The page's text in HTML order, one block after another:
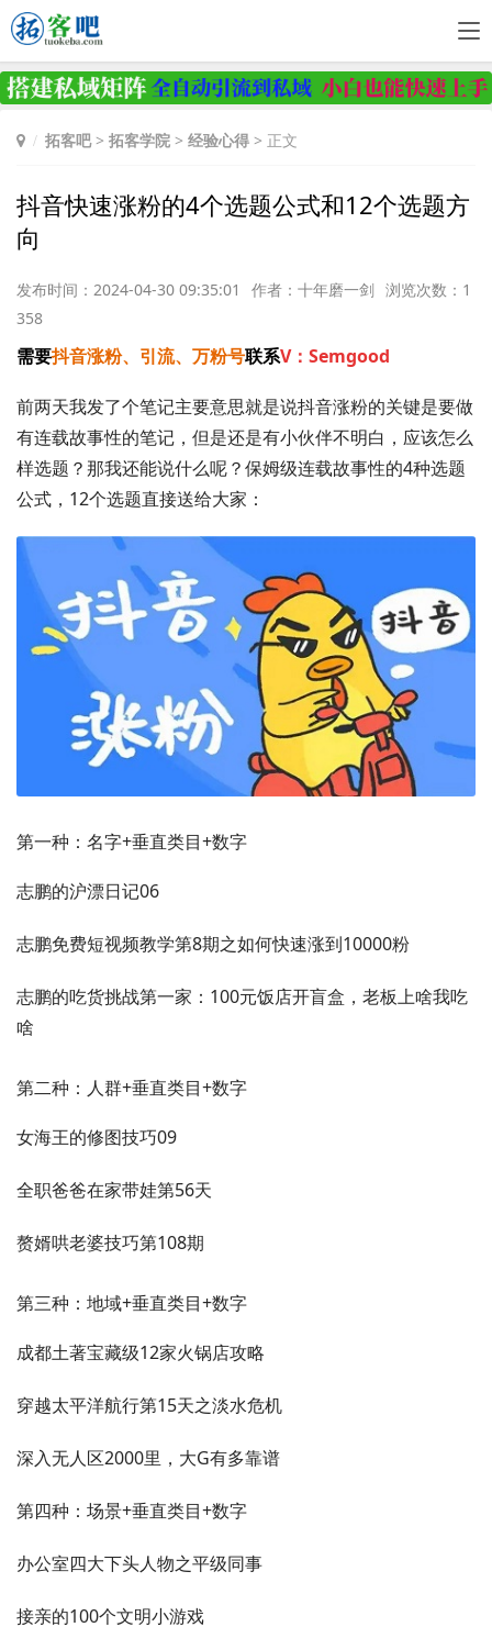
拓客吧> 拓客学院 > 经验心得 > 正文
抖音快速涨粉的4个选题公式和12个选题方
向
发布时间：2024-04-30 09:35:01 作者：十年磨一剑 浏览次数：1
358
需要抖音涨粉、引流、万粉号联系V：Semgood
前两天我发了个笔记主要意思就是说抖音涨粉的关键是要做
有连载故事性的笔记，但是还是有小伙伴不明白，应该怎么
样选题？那我还能说什么呢？保姆级连载故事性的4种选题
公式，12个选题直接送给大家：
第一种：名字+垂直类目+数字
志鹏的沪漂日记06
志鹏免费短视频教学第8期之如何快速涨到10000粉
志鹏的吃货挑战第一家：100元饭店开盲盒，老板上啥我吃
啥
第二种：人群+垂直类目+数字
女海王的修图技巧09
全职爸爸在家带娃第56天
赘婿哄老婆技巧第108期
第三种：地域+垂直类目+数字
成都土著宝藏级12家火锅店攻略
穿越太平洋航行第15天之淡水危机
深入无人区2000里，大G有多靠谱
第四种：场景+垂直类目+数字
办公室四大下头人物之平级同事
接亲的100个文明小游戏